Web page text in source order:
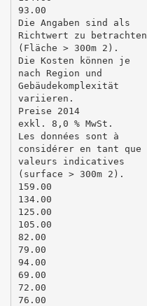
93.00
Die Angaben sind als
Richtwert zu betrachten
(Fläche > 300m 2).
Die Kosten können je
nach Region und
Gebäudekomplexität
variieren.
Preise 2014
exkl. 8,0 % MwSt.
Les données sont à
considérer en tant que
valeurs indicatives
(surface > 300m 2).
159.00
134.00
125.00
105.00
82.00
79.00
94.00
69.00
72.00
76.00